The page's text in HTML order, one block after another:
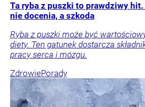
Ta ryba z puszki to prawdziwy
nie docenia, a szkoda
Ryba z puszki może być
diety. Ten gatunek dostarcza
pracy serca i mózgu.
ZdrowiePorady